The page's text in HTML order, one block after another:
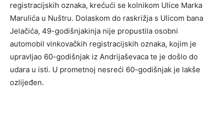
registracijskih oznaka, krećući se kolnikom Ulice Marka
Marulića u Nuštru. Dolaskom do raskrižja s Ulicom bana
Jelačića, 49-godišnjakinja nije propustila osobni
automobil vinkovačkih registracijskih oznaka, kojim je
upravljao 60-godišnjak iz Andrijaševaca te je došlo do
udara u isti. U prometnoj nesreći 60-godišnjak je lakše
ozlijeđen.